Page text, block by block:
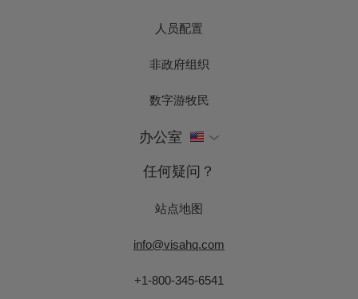
人员配置
非政府组织
数字游牧民
办公室
任何疑问？
站点地图
info@visahq.com
+1-800-345-6541